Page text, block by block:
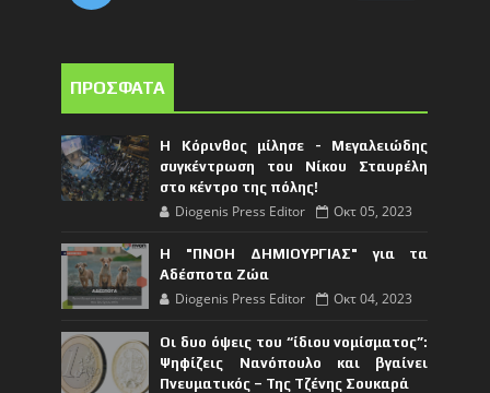
ΠΡΟΣΦΑΤΑ
Η Κόρινθος μίλησε - Μεγαλειώδης
συγκέντρωση του Νίκου Σταυρέλη
στο κέντρο της πόλης!
Diogenis Press Editor Οκτ 05, 2023
Η "ΠΝΟΗ ΔΗΜΙΟΥΡΓΙΑΣ" για τα
Αδέσποτα Ζώα
Diogenis Press Editor Οκτ 04, 2023
Οι δυο όψεις του “ίδιου νομίσματος”:
Ψηφίζεις Νανόπουλο και βγαίνει
Πνευματικός – Της Τζένης Σουκαρά